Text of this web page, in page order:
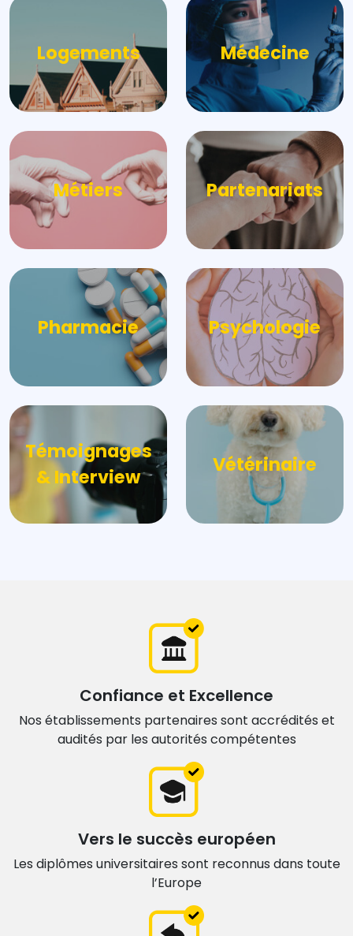
Logements Médecine
Métiers Partenariats
Pharmacie Psychologie
Témoignages
& Interview
Vétérinaire
Confiance et Excellence
Nos établissements partenaires sont accrédités et
audités par les autorités compétentes
Vers le succès européen
Les diplômes universitaires sont reconnus dans toute
l’Europe